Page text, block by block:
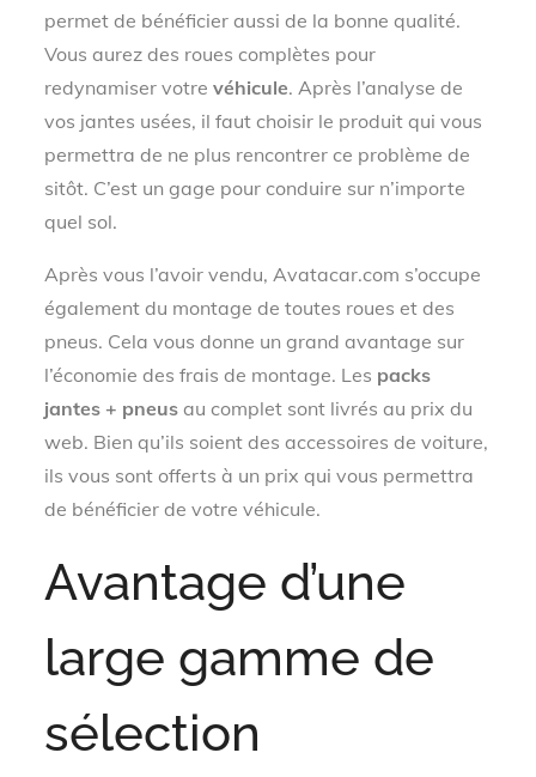
permet de bénéficier aussi de la bonne qualité.
Vous aurez des roues complètes pour
redynamiser votrevéhicule. Après l’analyse de
vos jantes usées, il faut choisir le produit qui vous
permettra de ne plus rencontrer ce problème de
sitôt. C’est un gage pour conduire sur n’importe
quel sol.
Après vous l’avoir vendu, Avatacar.com s’occupe
également du montage de toutes roues et des
pneus. Cela vous donne un grand avantage sur
l’économie des frais de montage. Les packs
jantes + pneus au complet sont livrés au prix du
web. Bien qu’ils soient des accessoires de voiture,
ils vous sont offerts à un prix qui vous permettra
de bénéficier de votre véhicule.
Avantage d’une
large gamme de
sélection